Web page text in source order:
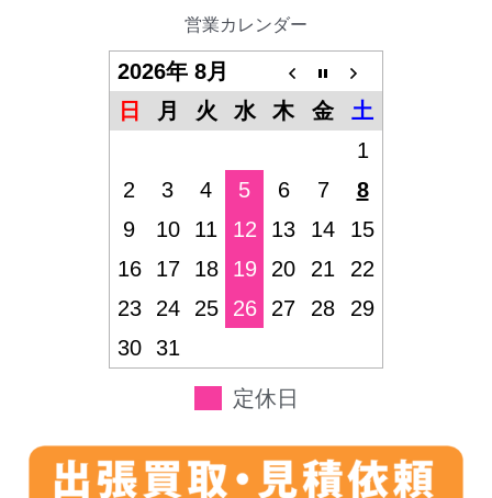
営業カレンダー
2026年 8月
日
月 火 水 木 金
土
1
2
3 4 5 6 7
8
9
10 11 12 13 14
15
16
17 18 19 20 21
22
23
24 25 26 27 28
29
30
31
定休日